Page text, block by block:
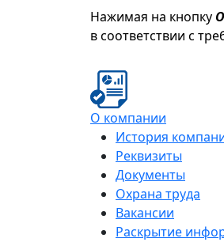
Нажимая на кнопку
в соответствии с
О компании
История
Реквизиты
Документы
Охрана труда
Вакансии
Раскрытие